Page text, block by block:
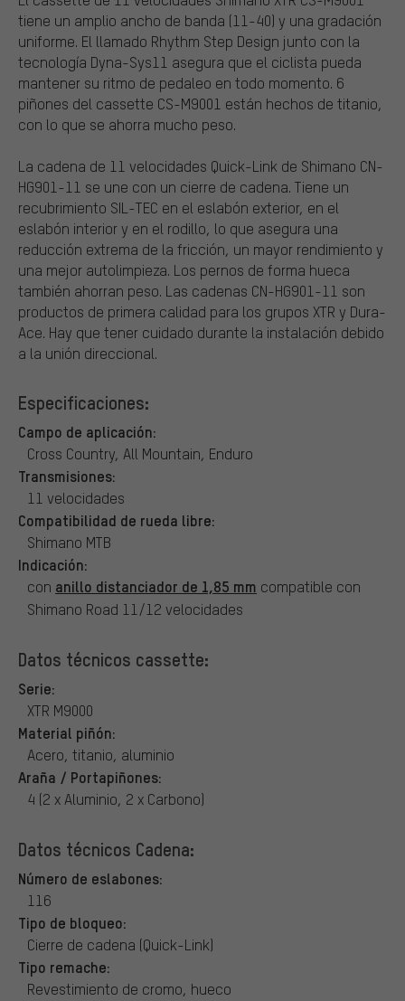
tiene un amplio ancho de banda (11-40) y una gradación
uniforme. El llamado Rhythm Step Design junto con la
tecnología Dyna-Sys11 asegura que el ciclista pueda
mantener su ritmo de pedaleo en todo momento. 6
piñones del cassette CS-M9001 están hechos de titanio,
con lo que se ahorra mucho peso.
La cadena de 11 velocidades Quick-Link de Shimano CN-
HG901-11 se une con un cierre de cadena. Tiene un
recubrimiento SIL-TEC en el eslabón exterior, en el
eslabón interior y en el rodillo, lo que asegura una
reducción extrema de la fricción, un mayor rendimiento y
una mejor autolimpieza. Los pernos de forma hueca
también ahorran peso. Las cadenas CN-HG901-11 son
productos de primera calidad para los grupos XTR y Dura-
Ace. Hay que tener cuidado durante la instalación debido
a la unión direccional.
Especificaciones:
Campo de aplicación:
Cross Country, All Mountain, Enduro
Transmisiones:
11 velocidades
Compatibilidad de rueda libre:
Shimano MTB
Indicación:
con anillo distanciador de 1,85 mm compatible con
Shimano Road 11/12 velocidades
Datos técnicos cassette:
Serie:
XTR M9000
Material piñón:
Acero, titanio, aluminio
Araña / Portapiñones:
4 (2 x Aluminio, 2 x Carbono)
Datos técnicos Cadena:
Número de eslabones:
116
Tipo de bloqueo:
Cierre de cadena (Quick-Link)
Tipo remache:
Revestimiento de cromo, hueco